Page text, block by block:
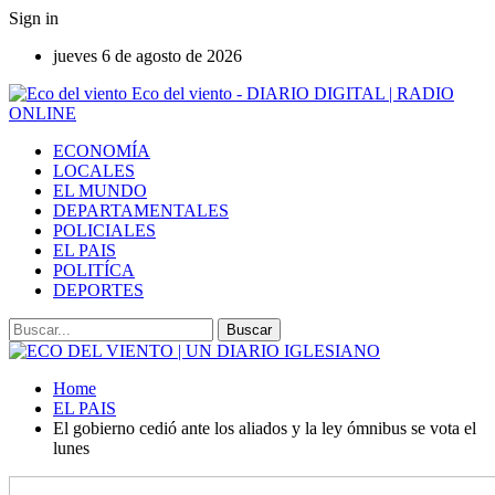
Sign in
jueves 6 de agosto de 2026
Eco del viento - DIARIO DIGITAL | RADIO
ONLINE
ECONOMÍA
LOCALES
EL MUNDO
DEPARTAMENTALES
POLICIALES
EL PAIS
POLITÍCA
DEPORTES
Home
EL PAIS
El gobierno cedió ante los aliados y la ley ómnibus se vota el
lunes